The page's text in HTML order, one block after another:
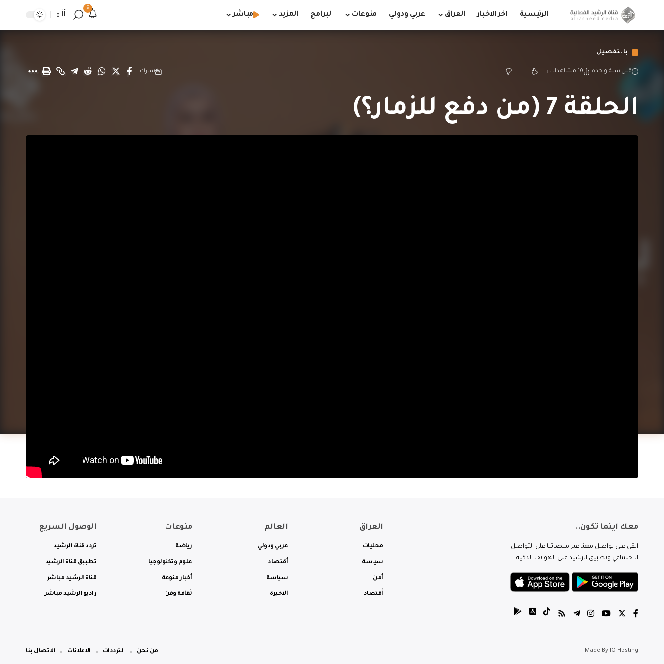
الرئيسية اخر الاخبار العراق عربي ودولي منوعات البرامج المزيد مباشر
9
أأ
بالتفصيل
قبل سنة واحدة 10 مشاهدات شارك
الحلقة 7 (من دفع للزمار؟)
معك اينما تكون..
ابقى على تواصل معنا عبر منصاتنا على التواصل
الاجتماعي وتطبيق الرشيد على الهواتف الذكية.
العراق
محليات
سياسة
أمن
أقتصاد
العالم
عربي ودولي
أقتصاد
سياسة
الاخيرة
منوعات
رياضة
علوم وتكنولوجيا
أخبار منوعة
ثقافة وفن
الوصول السريع
تردد قناة الرشيد
تطبيق قناة الرشيد
قناة الرشيد مباشر
راديو الرشيد مباشر
Made By IQ Hosting من نحن الترددات الاعلانات الاتصال بنا